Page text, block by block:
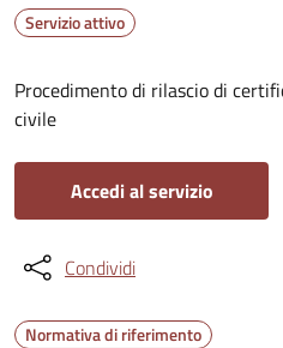
Servizio attivo
Procedimento di rilascio di
civile
Accedi al servizio
Condividi
Normativa di riferimento